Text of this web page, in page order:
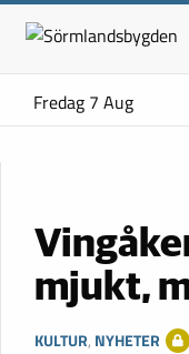
Fredag 7 Aug
mjukt,
KULTUR, NYHETER